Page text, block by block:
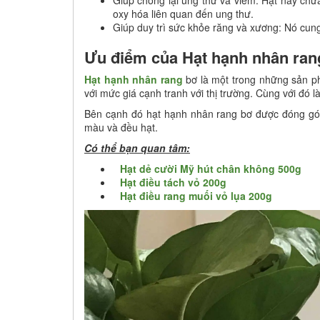
oxy hóa liên quan đến ung thư.
Giúp duy trì sức khỏe răng và xương: Nó
Ưu điểm của Hạt hạnh nhân
Hạt hạnh nhân rang bơ là một trong những sản
với mức giá cạnh tranh với thị trường. Cùng với đó
Bên cạnh đó hạt hạnh nhân rang bơ được đóng
màu và đều hạt.
Có thể bạn quan tâm:
Hạt dẻ cười Mỹ hút chân không 500g
Hạt điều tách vỏ 200g
Hạt điều rang muối vỏ lụa 200g